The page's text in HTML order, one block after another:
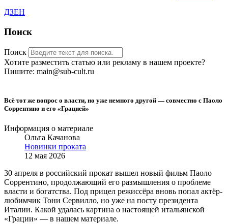
ДЗЕН
Поиск
Поиск
Хотите разместить статью или рекламу в нашем проекте?
Пишите: main@sub-cult.ru
Всё тот же вопрос о власти, но уже немного другой — совместно с Паоло
Соррентино и его «Грацией»
Информация о материале
Ольга Качанова
Новинки проката
12 мая 2026
30 апреля в российский прокат вышел новый фильм Паоло
Соррентино, продолжающий его размышления о проблеме
власти и богатства. Под прицел режиссёра вновь попал актёр-
любимчик Тони Сервилло, но уже на посту президента
Италии. Какой удалась картина о настоящей итальянской
«Грации» — в нашем материале.